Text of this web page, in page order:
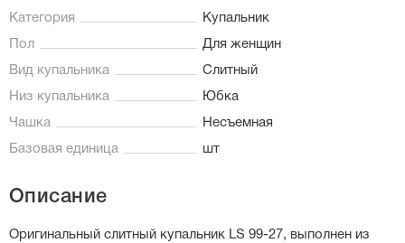
Категория Купальник
Пол Для женщин
Вид купальника Слитный
Низ купальника Юбка
Чашка Несъемная
Базовая единица шт
Описание
Оригинальный слитный купальник LS 99-27, выполнен из